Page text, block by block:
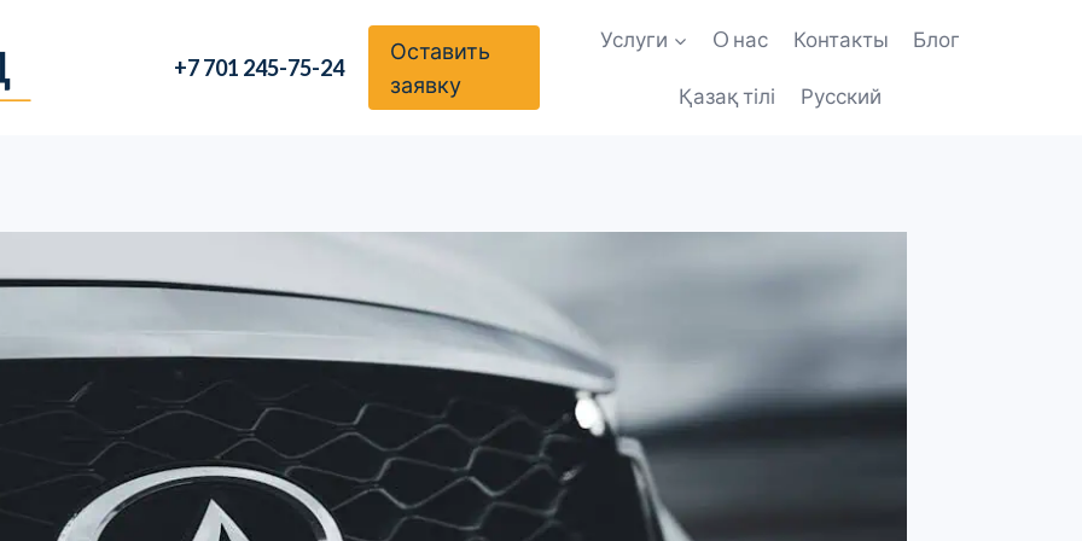
+7 701 245-75-24
Оставить
заявку
Услуги O нас Контакты Блог
Қазақ тілі Русский